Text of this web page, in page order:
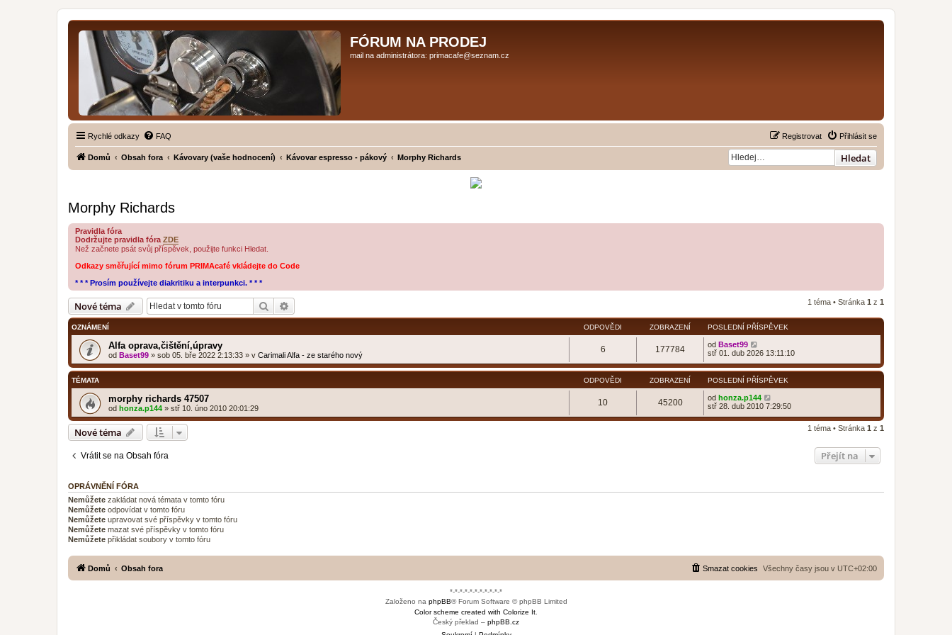
FÓRUM NA PRODEJ
mail na administrátora: primacafe@seznam.cz
Rychlé odkazy FAQ Přihlásit se
Registrovat
Domů Obsah fora Kávovary (vaše hodnocení) Kávovar espresso - pákový Morphy Richards Hledat
Morphy Richards
Pravidla fóra
Dodržujte pravidla fóra ZDE
Než začnete psát svůj příspěvek, použijte funkci Hledat.
Odkazy směřující mimo fórum PRIMAcafé vkládejte do Code
* * * Prosím používejte diakritiku a interpunkci. * * *
Nové téma Hledat 1 téma • Stránka 1 z 1
OZNÁMENÍ ODPOVĚDI ZOBRAZENÍ POSLEDNÍ PŘÍSPĚVEK
Alfa oprava,čištění,úpravy
od Baset99 » sob 05. bře 2022 2:13:33 » v Carimali Alfa - ze starého nový
6 177784 od Baset99
stř 01. dub 2026 13:11:10
TÉMATA ODPOVĚDI ZOBRAZENÍ POSLEDNÍ PŘÍSPĚVEK
morphy richards 47507
od honza.p144 » stř 10. úno 2010 20:01:29
10 45200 od honza.p144
stř 28. dub 2010 7:29:50
Nové téma 1 téma • Stránka 1 z 1
Vrátit se na Obsah fóra Přejít na
OPRÁVNĚNÍ FÓRA
Nemůžete zakládat nová témata v tomto fóru
Nemůžete odpovídat v tomto fóru
Nemůžete upravovat své příspěvky v tomto fóru
Nemůžete mazat své příspěvky v tomto fóru
Nemůžete přikládat soubory v tomto fóru
Domů Obsah fora Všechny časy jsou v UTC+02:00
Smazat cookies
*-*-*-*-*-*-*-*-*-*-*
Založeno na phpBB® Forum Software © phpBB Limited
Color scheme created with Colorize It.
Český překlad – phpBB.cz